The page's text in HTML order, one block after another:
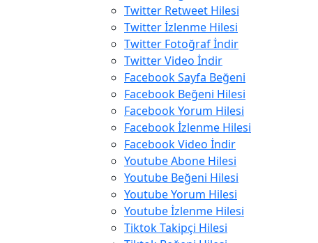
Twitter Retweet Hilesi
Twitter İzlenme Hilesi
Twitter Fotoğraf İndir
Twitter Video İndir
Facebook Sayfa Beğeni
Facebook Beğeni Hilesi
Facebook Yorum Hilesi
Facebook İzlenme Hilesi
Facebook Video İndir
Youtube Abone Hilesi
Youtube Beğeni Hilesi
Youtube Yorum Hilesi
Youtube İzlenme Hilesi
Tiktok Takipçi Hilesi